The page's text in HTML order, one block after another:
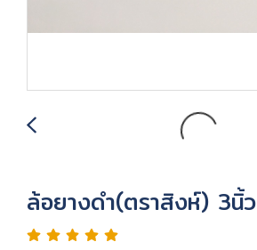
ล้อยางดำ(ตราสิงห์) 3นิ้ว